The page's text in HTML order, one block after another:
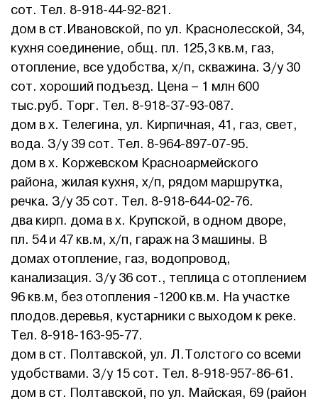
сот. Тел. 8-918-44-92-821.
дом в ст.Ивановской, по ул. Краснолесской, 34,
кухня соединение, общ. пл. 125,3 кв.м, газ,
отопление, все удобства, х/п, скважина. З/у 30
сот. хороший подъезд. Цена – 1 млн 600
тыс.руб. Торг. Тел. 8-918-37-93-087.
дом в х. Телегина, ул. Кирпичная, 41, газ, свет,
вода. З/у 39 сот. Тел. 8-964-897-07-95.
дом в х. Коржевском Красноармейского
района, жилая кухня, х/п, рядом маршрутка,
речка. З/у 35 сот. Тел. 8-918-644-02-76.
два кирп. дома в х. Крупской, в одном дворе,
пл. 54 и 47 кв.м, х/п, гараж на 3 машины. В
домах отопление, газ, водопровод,
канализация. З/у 36 сот., теплица с отоплением
96 кв.м, без отопления -1200 кв.м. На участке
плодов.деревья, кустарники с выходом к реке.
Тел. 8-918-163-95-77.
дом в ст. Полтавской, ул. Л.Толстого со всеми
удобствами. З/у 15 сот. Тел. 8-918-957-86-61.
дом в ст. Полтавской, по ул. Майская, 69 (район